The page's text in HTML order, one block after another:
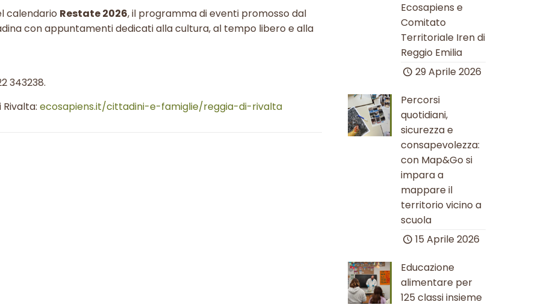
calendario Restate 2026, il programma di eventi promosso dal
con appuntamenti dedicati alla cultura, al tempo libero e alla
343238.
Rivalta:ecosapiens.it/cittadini-e-famiglie/reggia-di-rivalta
Ecosapiens e
Comitato
Territoriale Iren di
Reggio Emilia
29 Aprile 2026
Percorsi
quotidiani,
sicurezza e
consapevolezza:
con Map&Go si
impara a
mappare il
territorio vicino a
scuola
15 Aprile 2026
Educazione
alimentare per
125 classi insieme